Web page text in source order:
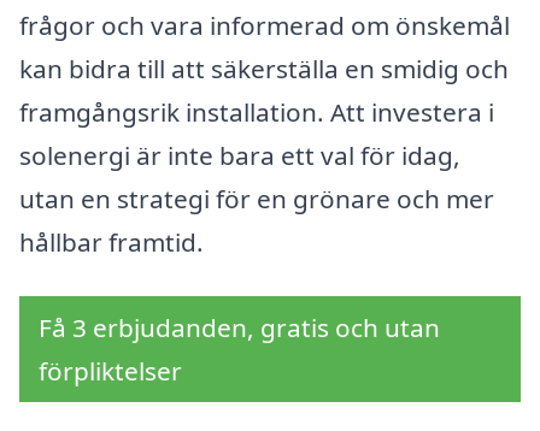
frågor och vara informerad om önskemål
kan bidra till att säkerställa en smidig och
framgångsrik installation. Att investera i
solenergi är inte bara ett val för idag,
utan en strategi för en grönare och mer
hållbar framtid.
Få 3 erbjudanden, gratis och utan
förpliktelser